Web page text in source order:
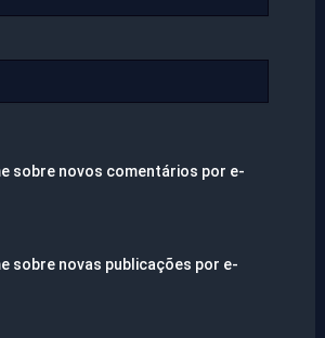
sobre novos comentários por e-
sobre novas publicações por e-